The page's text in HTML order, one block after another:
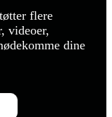
flere
videoer,
dine